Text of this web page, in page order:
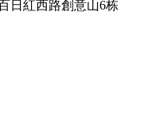
日紅西路創意山6栋